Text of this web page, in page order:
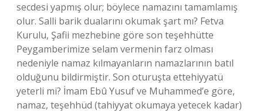
secdesi yapmış olur; böylece namazını tamamlamış
olur. Salli barik dualarını okumak şart mı? Fetva
Kurulu, Şafii mezhebine göre son teşehhütte
Peygamberimize selam vermenin farz olması
nedeniyle namaz kılmayanların namazlarının batıl
olduğunu bildirmiştir. Son oturuşta ettehiyyatü
yeterli mi? İmam Ebû Yusuf ve Muhammed’e göre,
namaz, teşehhüd (tahiyyat okumaya yetecek kadar)